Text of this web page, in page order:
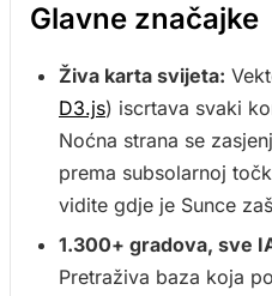
Glavne značajke
Živa karta svijeta:
D3.js) iscrtava svaki
Noćna strana se
prema subsolarnoj
vidite gdje je Sunce
1.300+ gradova, sve
Pretraživa baza koja